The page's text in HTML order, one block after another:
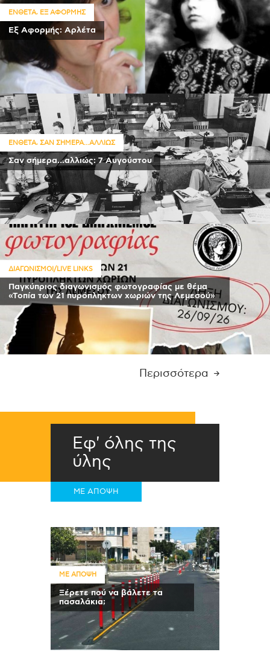
ΕΝΘΕΤΑ, ΕΞ ΑΦΟΡΜΗΣ
Εξ Αφορμής: Αρλέτα
ΕΝΘΕΤΑ, ΣΑΝ ΣΗΜΕΡΑ...ΑΛΛΙΩΣ
Σαν σήμερα…αλλιώς: 7 Αυγούστου
ΔΙΑΓΩΝΙΣΜΟΙ/LIVE LINKS
Παγκύπριος διαγωνισμός φωτογραφίας με θέμα
«Τοπία των 21 πυρόπληκτων χωριών της Λεμεσού»
Περισσότερα
Εφ' όλης της
ύλης
ΜΕ ΑΠΟΨΗ
ΜΕ ΑΠΟΨΗ
Ξέρετε πού να βάλετε τα
πασαλάκια;